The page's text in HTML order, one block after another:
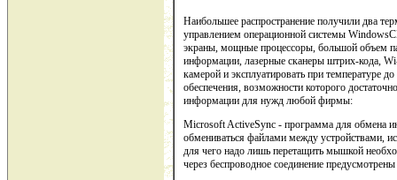
Наибольшее распространение получили два
управлением операционной системы
экраны, мощные процессоры, большой объем
информации, лазерные сканеры штрих-кода,
камерой и эксплуатировать при температуре
обеспечения, возможности которого
информации для нужд любой фирмы:
Microsoft ActiveSync - программа для обмена
обмениваться файлами между устройствами,
для чего надо лишь перетащить мышкой
через беспроводное соединение